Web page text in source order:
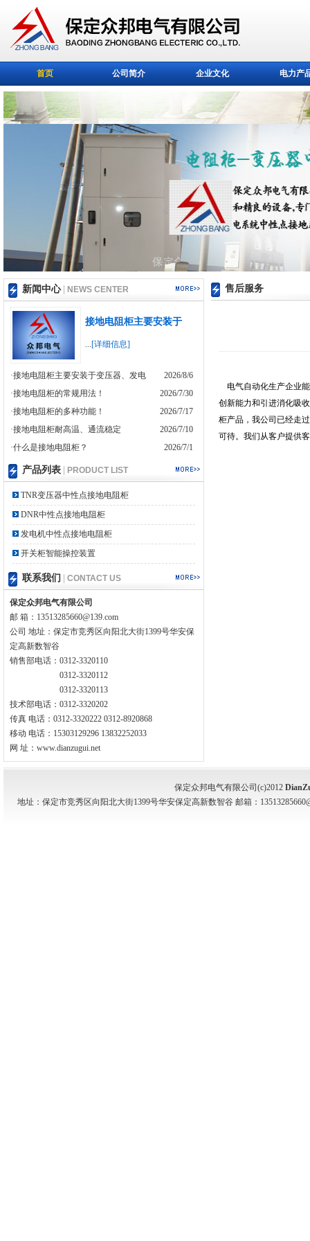
首页 公司简介 企业文化 电力产
新闻中心 NEWS CENTER
接地电阻柜主要安装于
...[详细信息]
·接地电阻柜主要安装于变压器、发电
2026/8/6
·接地电阻柜的常规用法！
2026/7/30
·接地电阻柜的多种功能！
2026/7/17
·接地电阻柜耐高温、通流稳定
2026/7/10
·什么是接地电阻柜？
2026/7/1
产品列表 PRODUCT LIST
TNR变压器中性点接地电阻柜
DNR中性点接地电阻柜
发电机中性点接地电阻柜
开关柜智能操控装置
联系我们 CONTACT US
保定众邦电气有限公司
邮 箱：13513285660@139.com
公司 地址：保定市竞秀区向阳北大街1399号华安保
定高新数智谷
销售部电话：0312-3320110
0312-3320112
0312-3320113
技术部电话：0312-3320202
传真 电话：0312-3320222 0312-8920868
移动 电话：15303129296 13832252033
网 址：www.dianzugui.net
售后服务
电气自动化生产企业
创新能力和引进消化吸
柜产品，我公司已经走
可待。我们从客户提供
保定众邦电气有限公司(c)2012
地址：保定市竞秀区向阳北大街1399号华安保定高新数智谷 邮箱：